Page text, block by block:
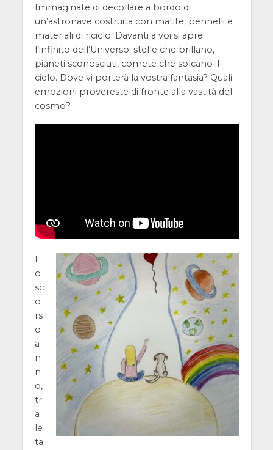
Immaginate di decollare a bordo di
un’astronave costruita con matite, pennelli e
materiali di riciclo. Davanti a voi si apre
l’infinito dell’Universo: stelle che brillano,
pianeti sconosciuti, comete che solcano il
cielo. Dove vi porterà la vostra fantasia? Quali
emozioni provereste di fronte alla vastità del
cosmo?
L
o
sc
o
rs
o
a
n
n
o,
tr
a
le
ta